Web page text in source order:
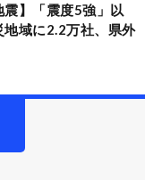
震】「震度5強」以
地域に2.2万社、県外